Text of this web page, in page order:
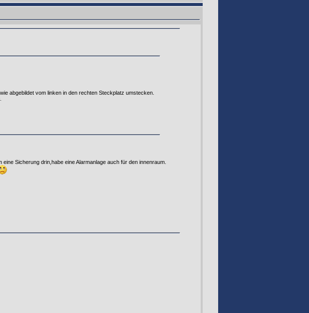
abgebildet vom linken in den rechten Steckplatz umstecken.
Sicherung drin,habe eine Alarmanlage auch für den innenraum.